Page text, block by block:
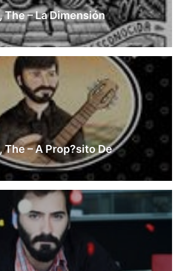
The – La Dimensión
The – A Prop?sito De